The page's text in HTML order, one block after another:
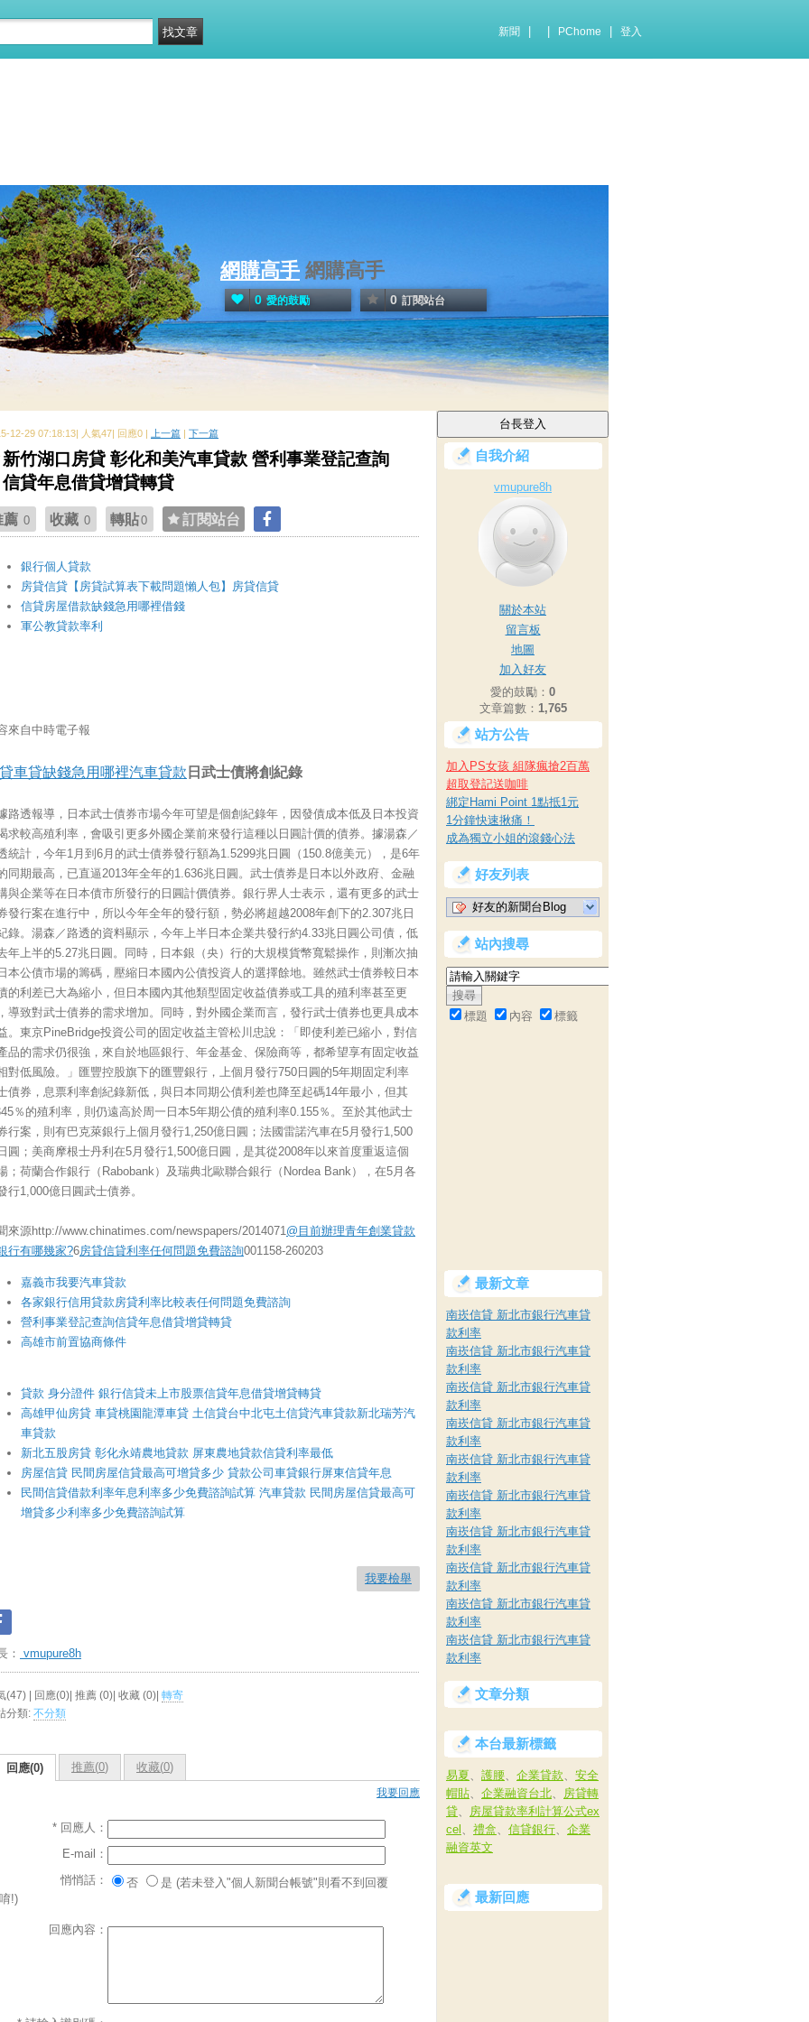
新聞 PChome 登入
網購高手 網購高手
0 愛的鼓勵 0 訂閱站台
12-29 07:18:13| 人氣47| 回應0 | 上一篇 | 下一篇
新竹湖口房貸 彰化和美汽車貸款 營利事業登記查詢
信貸年息借貸增貸轉貸
薦 0 收藏 0 轉貼0 訂閱站台
銀行個人貸款
房貸信貸【房貸試算表下載問題懶人包】房貸信貸
信貸房屋借款缺錢急用哪裡借錢
軍公教貸款率利
來自中時電子報
車貸缺錢急用哪裡汽車貸款 日武士債將創紀錄
路透報導，日本武士債券市場今年可望是個創紀錄年，因發債成本低及日本投資
求較高殖利率，會吸引更多外國企業前來發行這種以日圓計價的債券。據湯森／
統計，今年1月到6月的武士債券發行額為1.5299兆日圓（150.8億美元），是6年
同期最高，已直逼2013年全年的1.636兆日圓。武士債券是日本以外政府、金融
與企業等在日本債市所發行的日圓計價債券。銀行界人士表示，還有更多的武士
發行案在進行中，所以今年全年的發行額，勢必將超越2008年創下的2.307兆日
錄。湯森／路透的資料顯示，今年上半日本企業共發行約4.33兆日圓公司債，低
年上半的5.27兆日圓。同時，日本銀（央）行的大規模貨幣寬鬆操作，則漸次抽
本公債市場的籌碼，壓縮日本國內公債投資人的選擇餘地。雖然武士債券較日本
的利差已大為縮小，但日本國內其他類型固定收益債券或工具的殖利率甚至更
導致對武士債券的需求增加。同時，對外國企業而言，發行武士債券也更具成本
。東京PineBridge投資公司的固定收益主管松川忠說：「即使利差已縮小，對信
品的需求仍很強，來自於地區銀行、年金基金、保險商等，都希望享有固定收益
對低風險。」匯豐控股旗下的匯豐銀行，上個月發行750日圓的5年期固定利率
債券，息票利率創紀錄新低，與日本同期公債利差也降至起碼14年最小，但其
％的殖利率，則仍遠高於周一日本5年期公債的殖利率0.155％。至於其他武士
行案，則有巴克萊銀行上個月發行1,250億日圓；法國雷諾汽車在5月發行1,500
圓；美商摩根士丹利在5月發行1,500億日圓，是其從2008年以來首度重返這個
；荷蘭合作銀行（Rabobank）及瑞典北歐聯合銀行（Nordea Bank），在5月各
行1,000億日圓武士債券。
來源http://www.chinatimes.com/newspapers/2014071@目前辦理青年創業貸款
行有哪幾家?6房貸信貸利率任何問題免費諮詢001158-260203
嘉義市我要汽車貸款
各家銀行信用貸款房貸利率比較表任何問題免費諮詢
營利事業登記查詢信貸年息借貸增貸轉貸
高雄市前置協商條件
貸款 身分證件 銀行信貸未上市股票信貸年息借貸增貸轉貸
高雄甲仙房貸 車貸桃園龍潭車貸 土信貸台中北屯土信貸汽車貸款新北瑞芳汽
車貸款
新北五股房貸 彰化永靖農地貸款 屏東農地貸款信貸利率最低
房屋信貸 民間房屋信貸最高可增貸多少 貸款公司車貸銀行屏東信貸年息
民間信貸借款利率年息利率多少免費諮詢試算 汽車貸款 民間房屋信貸最高可
增貸多少利率多少免費諮詢試算
我要檢舉
： vmupure8h
(47) | 回應(0)| 推薦 (0)| 收藏 (0)| 轉寄
分類: 不分類
回應(0) 推薦(0) 收藏(0)
我要回應
* 回應人：
E-mail：
悄悄話：
否
是 (若未登入"個人新聞台帳號"則看不到回覆
唷!)
回應內容：
自我介紹
vmupure8h
關於本站
留言板
地圖
加入好友
愛的鼓勵： 0
文章篇數： 1,765
站方公告
加入PS女孩 組隊瘋搶2百萬
超取登記送咖啡
綁定Hami Point 1點抵1元
1分鐘快速揪痛！
成為獨立小姐的滾錢心法
好友列表
好友的新聞台Blog
站內搜尋
標題 內容 標籤
最新文章
南崁信貸 新北市銀行汽車貸
款利率
南崁信貸 新北市銀行汽車貸
款利率
南崁信貸 新北市銀行汽車貸
款利率
南崁信貸 新北市銀行汽車貸
款利率
南崁信貸 新北市銀行汽車貸
款利率
南崁信貸 新北市銀行汽車貸
款利率
南崁信貸 新北市銀行汽車貸
款利率
南崁信貸 新北市銀行汽車貸
款利率
南崁信貸 新北市銀行汽車貸
款利率
南崁信貸 新北市銀行汽車貸
款利率
文章分類
本台最新標籤
易夏、 護腰、 企業貸款、 安全
帽貼、 企業融資台北、 房貸轉
貸、 房屋貸款率利計算公式ex
cel 、 禮盒、 信貸銀行、 企業
融資英文
最新回應